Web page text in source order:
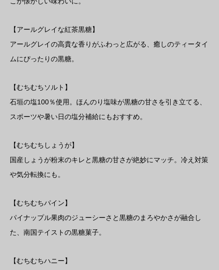
【アールグレイな紅茶黒糖】
アールグレイの高貴な香りがふわっと広がる、癒しのティータイ
ムにぴったりの黒糖。
【むちむちソルト】
石垣の塩100％使用。ほんのり塩味が黒糖の甘さを引き立てる、
スポーツや暑い日の塩分補給にもおすすめ。
【むちむちしょうが】
国産しょうが粉末のキレと黒糖の甘さが絶妙にマッチ。冷え対策
や気分転換にも。
【むちむちパイン】
パイナップル果肉のジューシーさと黒糖のまろやかさが融合し
た、南国テイストの黒糖菓子。
【むちむちハニー】